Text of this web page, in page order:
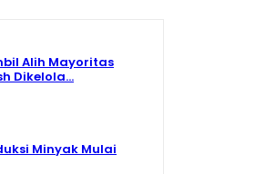
Alih Mayoritas
Dikelola...
Minyak Mulai